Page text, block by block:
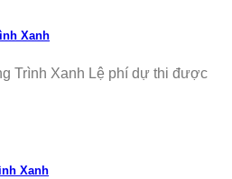
Xanh
Trình Xanh Lệ phí dự thi được
Xanh